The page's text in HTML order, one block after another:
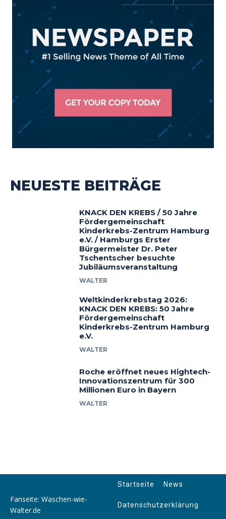
NEUESTE BEITRÄGE
KNACK DEN KREBS / 50 Jahre
Fördergemeinschaft
Kinderkrebs-Zentrum Hamburg
e.V. / Hamburgs Erster
Bürgermeister Dr. Peter
Tschentscher besuchte
Jubiläumsveranstaltung
WALTER
Weltkinderkrebstag 2026:
KNACK DEN KREBS: 50 Jahre
Fördergemeinschaft
Kinderkrebs-Zentrum Hamburg
e.V.
WALTER
Roche eröffnet neues Hightech-
Innovationszentrum für 300
Millionen Euro in Bayern
WALTER
Fanseite: Waschen-wie-
Walter.de
Startseite News
Datenschutzerklärung